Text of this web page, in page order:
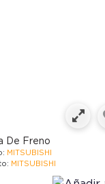
De Freno
MITSUBISHI
MITSUBISHI